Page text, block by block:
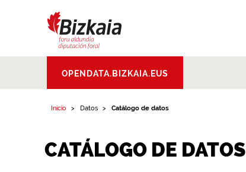
Aldundia.Diputacion
Foral de Bizkaia
OPENDATA.BIZKAIA.EUS
Inicio Datos Catálogo de datos
CATÁLOGO DE DATOS